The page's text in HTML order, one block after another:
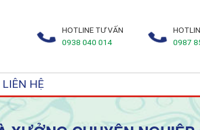
HOTLINE TƯ VẤN
0938 040 014
0987
LIÊN HỆ